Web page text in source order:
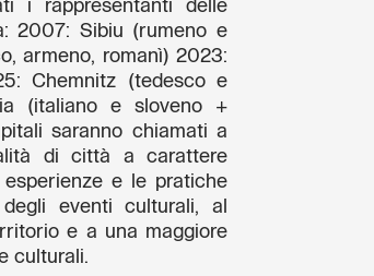
i rappresentanti delle
2007: Sibiu (rumeno e
armeno, romanì) 2023:
Chemnitz (tedesco e
(italiano e sloveno +
saranno chiamati a
di città a carattere
e le pratiche
eventi culturali, al
e a una maggiore
culturali.